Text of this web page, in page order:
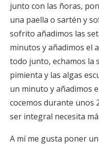
junto con las ñoras,
una paella o sartén y
sofrito añadimos las
minutos y añadimos el
todo junto, echamos la
pimienta y las algas
un minuto y añadimos
cocemos durante unos
ser integral necesita
A mí me gusta poner